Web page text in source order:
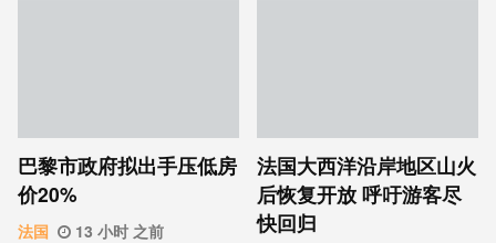
巴黎市政府拟出手压低房
价20%
法国 13 小时 之前
法国大西洋沿岸地区山火
后恢复开放 呼吁游客尽
快回归